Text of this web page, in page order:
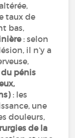
taux de
bas,
: selon
il n’y a
pénis
: les
une
douleurs,
de la